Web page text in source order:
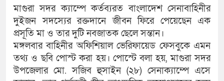
মাগুরা সদর ক্যাম্পে কর্তব্যরত বাংলাদেশ সেনাবাহিনীর
দুইজন সদস্যের রক্তদানে জীবন ফিরে পেয়েছেন এক
প্রসূতি মা ও তার দুটি নবজাতক ছেলে সন্তান।
মঙ্গলবার বাহিনীর অফিশিয়াল ভেরিফায়েড ফেসবুকে এমন
তথ‍্য ও ছবি পোস্ট করা হয়। পোস্টে বলা হয়, মাগুরা সদর
উপজেলার মো. সজিব হুসাইন (২৮) সেনাক্যাম্পে এসে